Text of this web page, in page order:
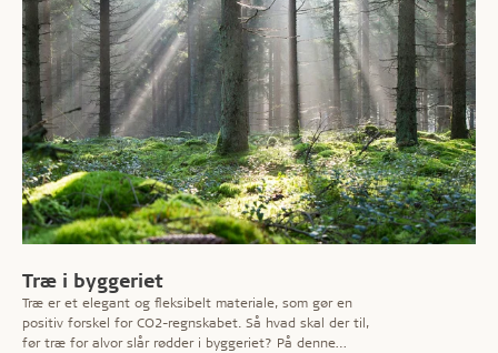
Træ i byggeriet
Træ er et elegant og fleksibelt materiale, som gør en
positiv forskel for CO2-regnskabet. Så hvad skal der til,
før træ for alvor slår rødder i byggeriet? På denne